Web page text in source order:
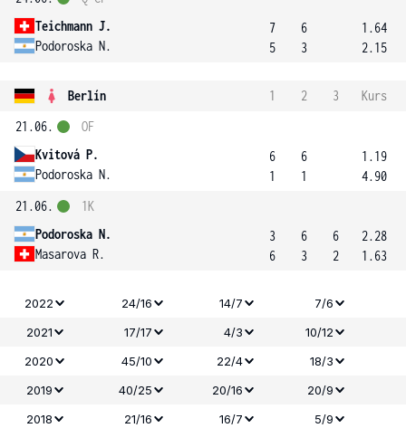
Teichmann J.
Podoroska N.
7
5
6
3
1.64
2.15
Berlín 1 2 3
Kurs
21.06.
Kvitová P.
Podoroska N.
OF
6
1
6
1
1.19
4.90
21.06.
Podoroska N.
Masarova R.
1K
3
6
6
3
6
2
2.28
1.63
2022 24/16 14/7
7/6
2021
17/17 4/3
10/12
2020
45/10 22/4
18/3
2019
40/25 20/16
20/9
2018
21/16 16/7
5/9